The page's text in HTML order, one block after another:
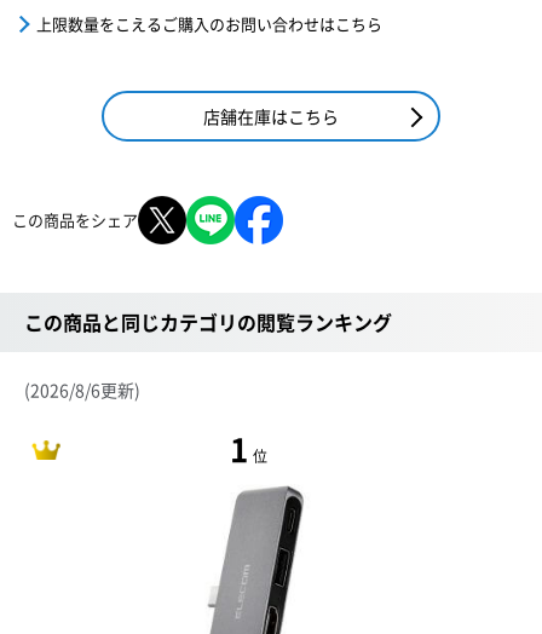
上限数量をこえるご購入のお問い合わせはこちら
店舗在庫はこちら
この商品をシェア
この商品と同じカテゴリの閲覧ランキング
(2026/8/6更新)
1 位